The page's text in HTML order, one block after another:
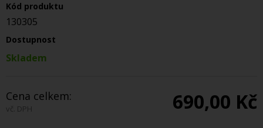
Kód produktu
130305
Dostupnost
Skladem
Cena celkem:
vč. DPH 690,00 Kč